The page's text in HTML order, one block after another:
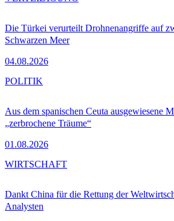
Die Türkei verurteilt Drohnenangriffe auf
Schwarzen Meer
04.08.2026
Aus dem spanischen Ceuta ausgewiesene
„zerbrochene Träume“
01.08.2026
POLITIK
Dankt China für die Rettung der
Analysten
WIRTSCHAFT